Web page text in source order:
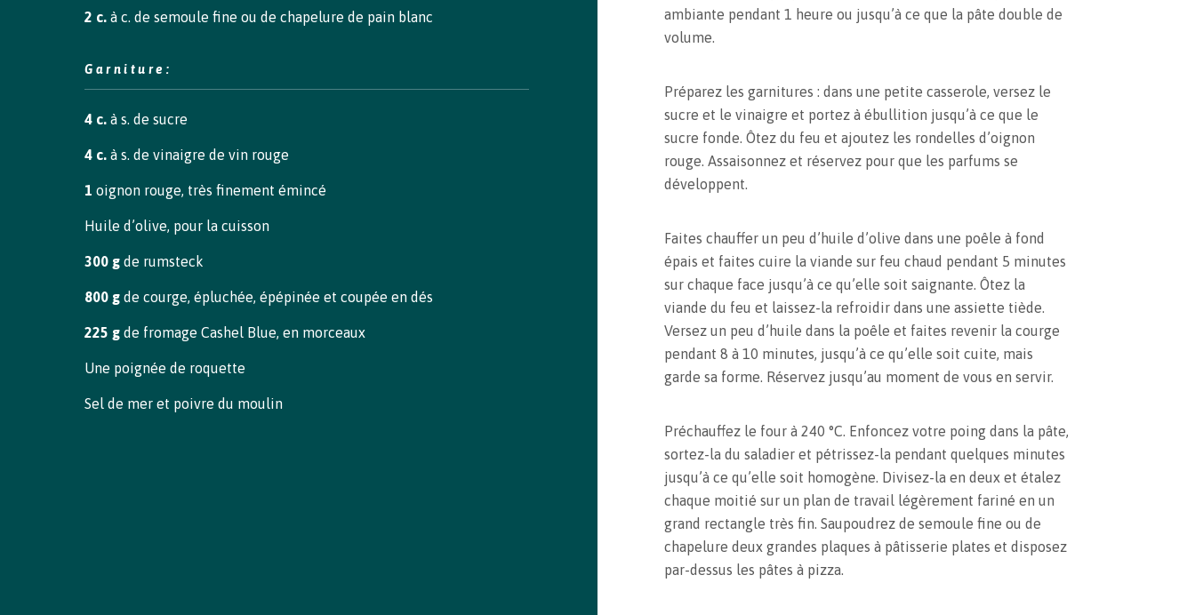
2 c. à c. de semoule fine ou de chapelure de pain blanc
Garniture:
4 c. à s. de sucre
4 c. à s. de vinaigre de vin rouge
1 oignon rouge, très finement émincé
Huile d’olive, pour la cuisson
300 g de rumsteck
800 g de courge, épluchée, épépinée et coupée en dés
225 g de fromage Cashel Blue, en morceaux
Une poignée de roquette
Sel de mer et poivre du moulin
ambiante pendant 1 heure ou jusqu’à ce que la pâte double de
volume.
Préparez les garnitures : dans une petite casserole, versez le
sucre et le vinaigre et portez à ébullition jusqu’à ce que le
sucre fonde. Ôtez du feu et ajoutez les rondelles d’oignon
rouge. Assaisonnez et réservez pour que les parfums se
développent.
Faites chauffer un peu d’huile d’olive dans une poêle à fond
épais et faites cuire la viande sur feu chaud pendant 5 minutes
sur chaque face jusqu’à ce qu’elle soit saignante. Ôtez la
viande du feu et laissez-la refroidir dans une assiette tiède.
Versez un peu d’huile dans la poêle et faites revenir la courge
pendant 8 à 10 minutes, jusqu’à ce qu’elle soit cuite, mais
garde sa forme. Réservez jusqu’au moment de vous en servir.
Préchauffez le four à 240 °C. Enfoncez votre poing dans la pâte,
sortez-la du saladier et pétrissez-la pendant quelques minutes
jusqu’à ce qu’elle soit homogène. Divisez-la en deux et étalez
chaque moitié sur un plan de travail légèrement fariné en un
grand rectangle très fin. Saupoudrez de semoule fine ou de
chapelure deux grandes plaques à pâtisserie plates et disposez
par-dessus les pâtes à pizza.
Recipe saved!
Congrats! You just saved a recipe. You can review all
saved recipes by visiting your bookmarks